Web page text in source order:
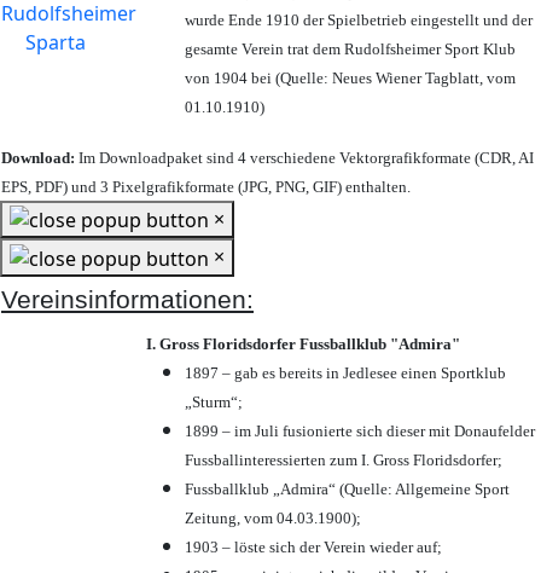
wurde Ende 1910 der Spielbetrieb eingestellt und der
gesamte Verein trat dem Rudolfsheimer Sport Klub
von 1904 bei (Quelle: Neues Wiener Tagblatt, vom
01.10.1910)
Download: Im Downloadpaket sind 4 verschiedene Vektorgrafikformate (CDR, AI
EPS, PDF) und 3 Pixelgrafikformate (JPG, PNG, GIF) enthalten.
×
×
Vereinsinformationen:
I. Gross Floridsdorfer Fussballklub "Admira"
1897 – gab es bereits in Jedlesee einen Sportklub
„Sturm“;
1899 – im Juli fusionierte sich dieser mit Donaufelder
Fussballinteressierten zum I. Gross Floridsdorfer;
Fussballklub „Admira“ (Quelle: Allgemeine Sport
Zeitung, vom 04.03.1900);
1903 – löste sich der Verein wieder auf;